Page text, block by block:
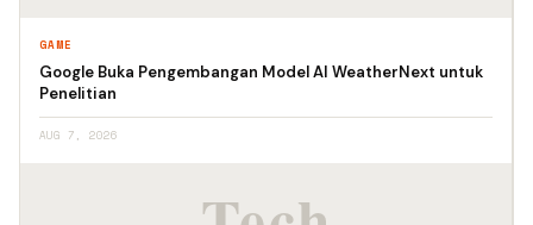
GAME
Google Buka Pengembangan Model AI WeatherNext untuk
Penelitian
AUG 7, 2026